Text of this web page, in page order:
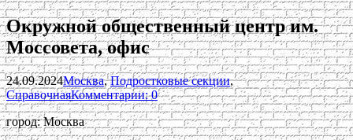
Окружной общественный центр им.
Моссовета, офис
24.09.2024Москва,Подростковые секции,
СправочнаяКомментарии: 0
город: Москва